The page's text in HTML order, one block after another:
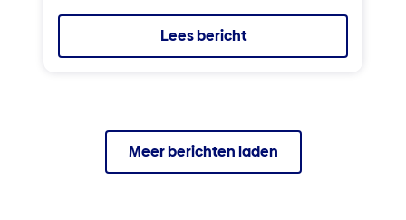
Lees bericht
Meer berichten laden